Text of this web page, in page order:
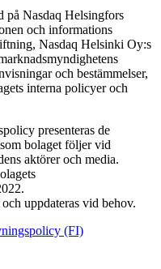
på Nasdaq Helsingfors
och informations
Nasdaq Helsinki Oy:s
och bestämmelser,
interna policyer och
presenteras de
bolaget följer vid
aktörer och media.
uppdateras vid behov.
(FI)